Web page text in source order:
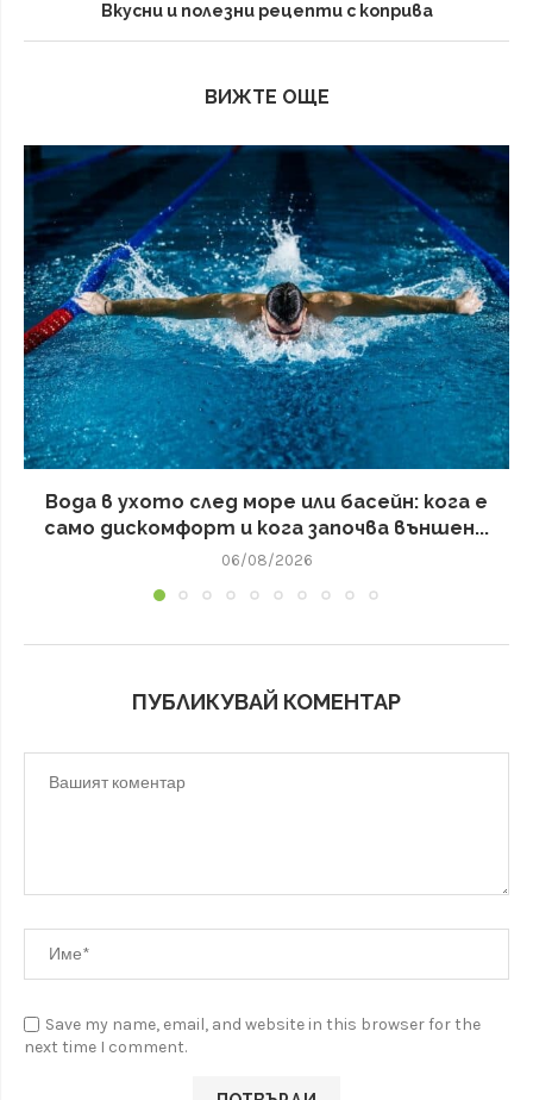
Вкусни и полезни рецепти с коприва
ВИЖТЕ ОЩЕ
Вода в ухото след море или басейн: кога е
само дискомфорт и кога започва външен...
06/08/2026
ПУБЛИКУВАЙ КОМЕНТАР
Save my name, email, and website in this browser for the
next time I comment.